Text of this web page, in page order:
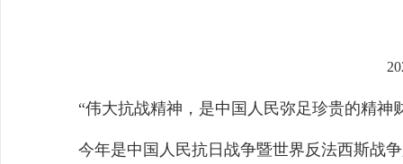
“伟大抗战精神，是中国人民弥足珍贵的精神
今年是中国人民抗日战争暨世界反法西斯战争